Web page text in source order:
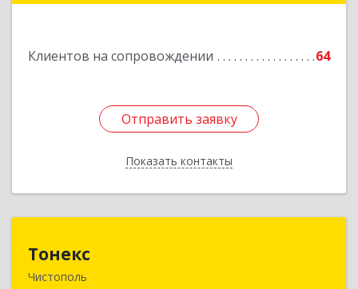
Клиентов на сопровождении 64
Отправить заявку
Показать контакты
Отправить заявку
Назад
Тонекс
Чистополь
422980, Татарстан Респ, Чистопольский р-н,